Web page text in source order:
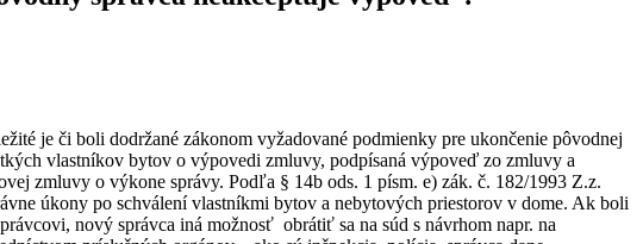
je či boli dodržané zákonom vyžadované podmienky pre ukončenie pôvodnej
vlastníkov bytov o výpovedi zmluvy, podpísaná výpoveď zo zmluvy a
zmluvy o výkone správy. Podľa § 14b ods. 1 písm. e) zák. č. 182/1993 Z.z.
úkony po schválení vlastníkmi bytov a nebytových priestorov v dome. Ak boli
nový správca iná možnosť obrátiť sa na súd s návrhom napr. na